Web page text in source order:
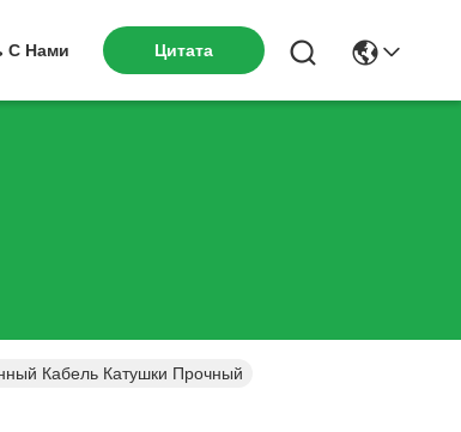
С Нами Цитата
Кабель Катушки Прочный